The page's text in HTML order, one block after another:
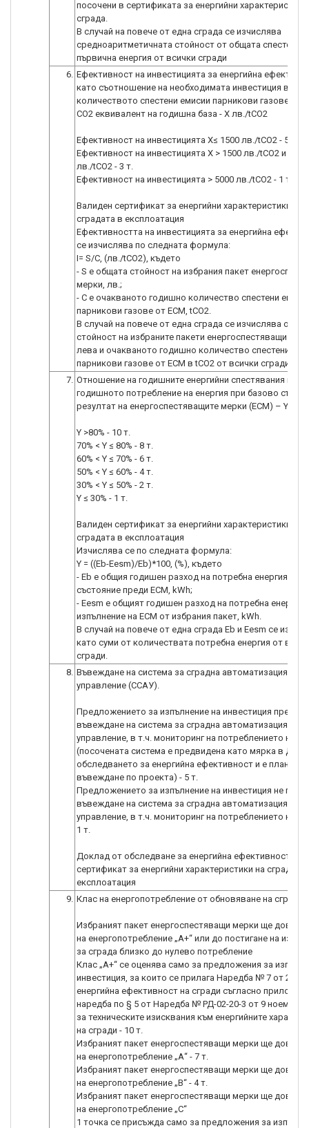
посочени в сертификата за енергийни характеристики
сграда.
В случай на повече от една сграда се изчислява
средноаритметичната стойност от общата спестена
първична енергия от всички сгради
6. Ефективност на инвестицията за енергийна
като съотношение на необходимата инвестиция в
количеството спестени емисии парникови газове в
CO2 еквивалент на годишна база - X лв./tCO2
Ефективност на инвестицията Х≤ 1500 лв./tCO2 - 5 т.
Ефективност на инвестицията Х > 1500 лв./tCO2 и Х≤
лв./tCO2 - 3 т.
Ефективност на инвестицията > 5000 лв./tCO2 - 1 т.
Валиден сертификат за енергийни характеристики на
сградата в експлоатация
Ефективността на инвестицията за енергийна
се изчислява по следната формула:
I= S/C, (лв./tСО2), където
- S e общата стойност на избрания пакет
мерки, лв.;
- С е очакваното годишно количество спестени
парникови газове от ЕСМ, tCO2.
В случай на повече от една сграда се изчислява
стойност на избраните пакети енергоспестяващи
лева и очакваното годишно количество спестени
парникови газове от ЕСМ в tCO2 от всички сгради
7. Отношение на годишните енергийни спестявания към
годишното потребление на енергия при базово
резултат на енергоспестяващите мерки (ЕСМ) – Y, %
Y >80% - 10 т.
70% < Y ≤ 80% - 8 т.
60% < Y ≤ 70% - 6 т.
50% < Y ≤ 60% - 4 т.
30% < Y ≤ 50% - 2 т.
Y ≤ 30% - 1 т.
Валиден сертификат за енергийни характеристики на
сградата в експлоатация
Изчислява се по следната формула:
Y = ((Eb-Eesm)/Eb)*100, (%), където
- Eb e общия годишен разход на потребна енергия при
състояние преди ЕСМ, kWh;
- Eesm e общият годишен разход на потребна енергия
изпълнение на ЕСМ от избрания пакет, kWh.
В случай на повече от една сграда Eb и Eesm се
като суми от количествата потребна енергия от
сгради.
8. Въвеждане на система за сградна автоматизация и
управление (ССАУ).
Предложението за изпълнение на инвестиция
въвеждане на система за сградна автоматизация и
управление, в т.ч. мониторинг на потреблението на
(посочената система е предвидена като мярка в
обследването за енергийна ефективност и е
въвеждане по проекта) - 5 т.
Предложението за изпълнение на инвестиция не
въвеждане на система за сградна автоматизация и
управление, в т.ч. мониторинг на потреблението на
1 т.
Доклад от обследване за енергийна ефективност и
сертификат за енергийни характеристики на сградата
експлоатация
9. Клас на енергопотребление от обновяване на
Избраният пакет енергоспестяващи мерки ще доведе
на енергопотребление „A+“ или до постигане на
за сграда близко до нулево потребление
Клас „А+“ се оценява само за предложения за
инвестиция, за които се прилага Наредба № 7 от 2004
енергийна ефективност на сгради съгласно
наредба по § 5 от Наредба № РД-02-20-3 от 9 ноември
за техническите изисквания към енергийните
на сгради - 10 т.
Избраният пакет енергоспестяващи мерки ще доведе
на енергопотребление „А“ - 7 т.
Избраният пакет енергоспестяващи мерки ще доведе
на енергопотребление „В“ - 4 т.
Избраният пакет енергоспестяващи мерки ще доведе
на енергопотребление „С“
1 точка се присъжда само за предложения за